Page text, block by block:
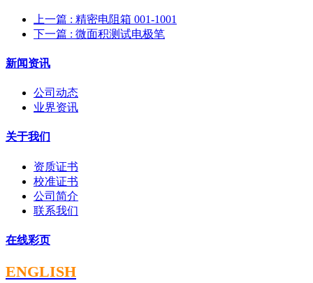
上一篇 : 精密电阻箱 001-1001
下一篇 : 微面积测试电极笔
新闻资讯
公司动态
业界资讯
关于我们
资质证书
校准证书
公司简介
联系我们
在线彩页
ENGLISH